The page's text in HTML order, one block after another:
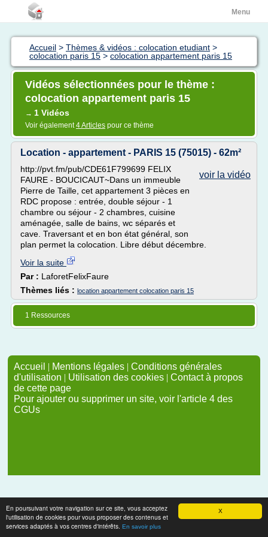
X
En poursuivant votre navigation sur ce site, vous acceptez
l'utilisation de cookies pour vous proposer des contenus et
services adaptés à vos centres d'intérêts. En savoir plus
Menu
Accueil > Thèmes & vidéos : colocation etudiant >
colocation paris 15 > colocation appartement paris 15
Vidéos sélectionnées pour le thème :
colocation appartement paris 15
→ 1 Vidéos
Voir également4 Articles pour ce thème
Location - appartement - PARIS 15 (75015) - 62m²
voir la vidéo
http://pvt.fm/pub/CDE61F799699 FELIX
FAURE - BOUCICAUT~Dans un immeuble
Pierre de Taille, cet appartement 3 pièces en
RDC propose : entrée, double séjour - 1
chambre ou séjour - 2 chambres, cuisine
aménagée, salle de bains, wc séparés et
cave. Traversant et en bon état général, son
plan permet la colocation. Libre début décembre.
Voir la suite
Par : LaforetFelixFaure
Thèmes liés : location appartement colocation paris 15
1 Ressources
Accueil | Mentions légales | Conditions générales
d'utilisation | Utilisation des cookies | Contact à propos
de cette page
Pour ajouter ou supprimer un site, voir l'article 4 des
CGUs